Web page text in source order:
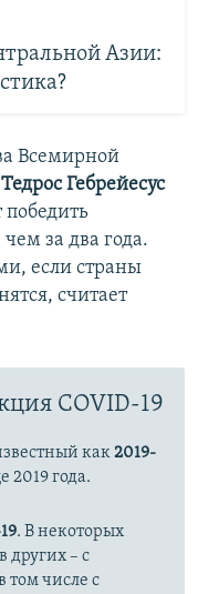
Азии:
Всемирной
Тедрос Гебрейесус
победить
за два года.
если страны
считает
COVID-19
как2019-
2019 года.
. В некоторых
других – с
том числе с